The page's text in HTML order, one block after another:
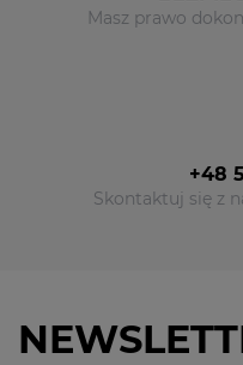
Masz prawo
+48
Skontaktuj się z